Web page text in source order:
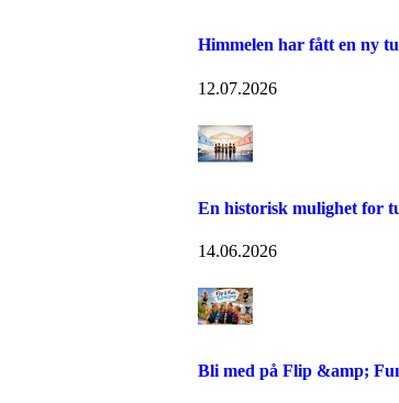
Himmelen har fått en ny
12.07.2026
En historisk mulighet for
14.06.2026
Bli med på Flip &amp;